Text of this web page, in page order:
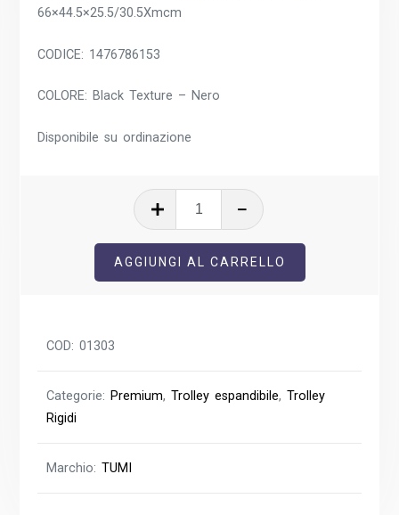
66×44.5×25.5/30.5Xmcm
CODICE: 1476786153
COLORE: Black Texture – Nero
Disponibile su ordinazione
Trolley
Medio
AGGIUNGI AL CARRELLO
COD:01303
Categorie: Premium,Trolley espandibile,Trolley
Rigidi
Marchio:TUMI